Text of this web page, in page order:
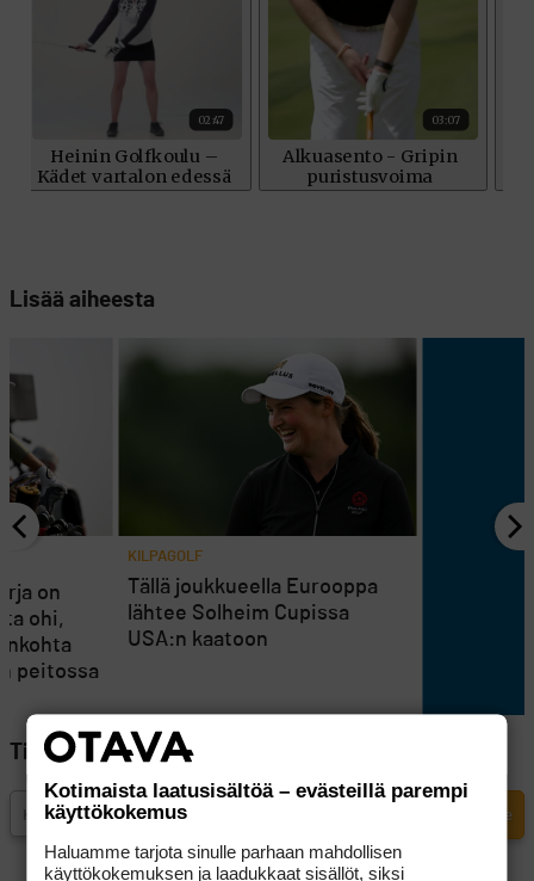
Lisää aiheesta
KILPAGOLF
Tällä joukkueella Eurooppa
lähtee Solheim Cupissa
USA:n kaatoon
on
ohi,
peitossa
Tilaa Golfpisteen uutiskirje
Kotimaista laatusisältöä – evästeillä parempi
käyttökokemus
Haluamme tarjota sinulle parhaan mahdollisen
käyttökokemuksen ja laadukkaat sisällöt, siksi